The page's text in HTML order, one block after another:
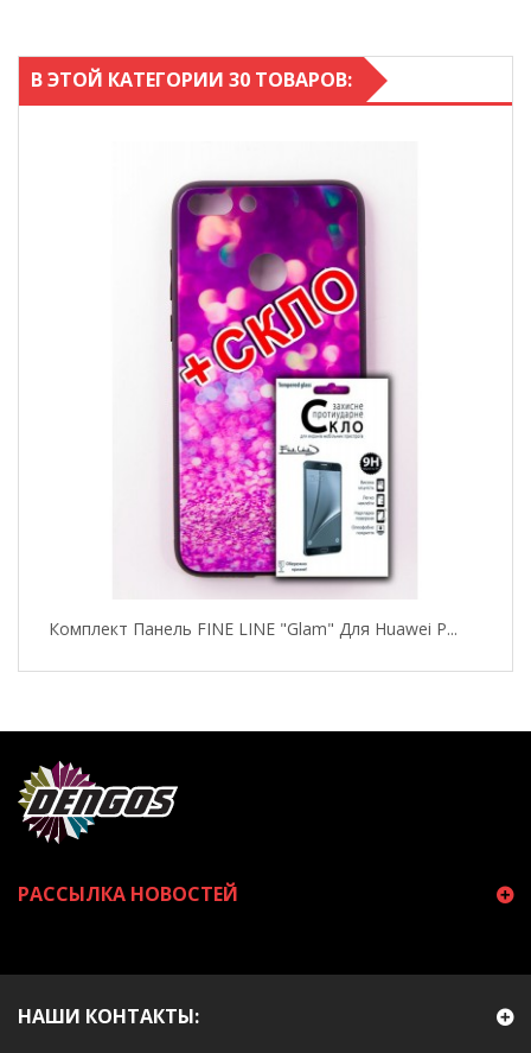
В ЭТОЙ КАТЕГОРИИ 30 ТОВАРОВ:
Комплект Панель FINE LINE "Glam" Для Huawei P...
РАССЫЛКА НОВОСТЕЙ
НАШИ КОНТАКТЫ: